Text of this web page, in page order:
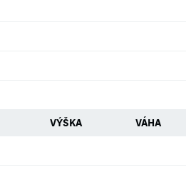
VÝŠKA VÁHA